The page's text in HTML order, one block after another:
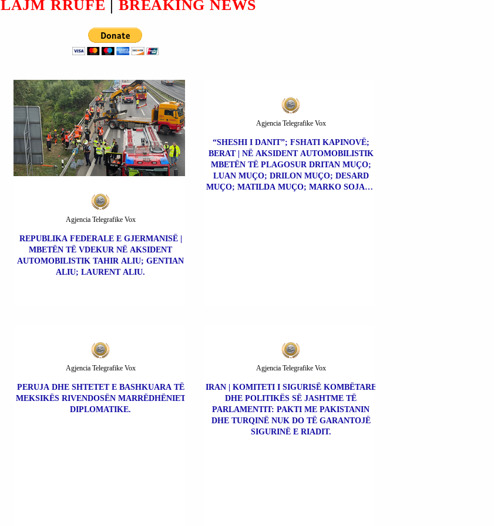
(HYKA).
PROSTITUCION.
LAJM RRUFE | BREAKING NEWS
REPUBLIKA FEDERALE E GJERMANISË |
MBETËN TË VDEKUR NË AKSIDENT
AUTOMOBILISTIK TAHIR ALIU; GENTIAN
ALIU; LAURENT ALIU.
Agjencia Telegrafike Vox
“SHESHI I DANIT”; FSHATI KAPINOVË;
BERAT | NË AKSIDENT AUTOMOBILISTIK
MBETËN TË PLAGOSUR DRITAN MUÇO;
LUAN MUÇO; DRILON MUÇO; DESARD
MUÇO; MATILDA MUÇO; MARKO SOJATI;
Agjencia Telegrafike Vox
PERUJA DHE SHTETET E BASHKUARA TË
MEKSIKËS RIVENDOSËN MARRËDHËNIET
DIPLOMATIKE.
Agjencia Telegrafike Vox
IRAN | KOMITETI I SIGURISË KOMBËTARE
DHE POLITIKËS SË JASHTME TË
PARLAMENTIT: PAKTI ME PAKISTANIN
DHE TURQINË NUK DO TË GARANTOJË
SIGURINË E RIADIT.
Agjencia Telegrafike Vox